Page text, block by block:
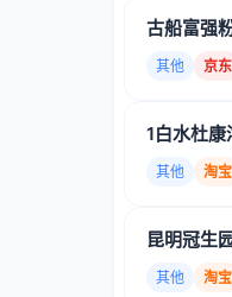
古船富强
其他 京东
1白水杜
其他 淘宝
昆明冠生
其他 淘宝